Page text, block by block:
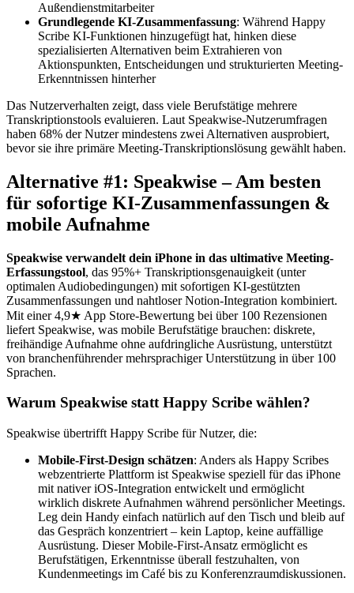
Außendienstmitarbeiter
Grundlegende KI-Zusammenfassung: Während Happy
Scribe KI-Funktionen hinzugefügt hat, hinken diese
spezialisierten Alternativen beim Extrahieren von
Aktionspunkten, Entscheidungen und strukturierten Meeting-
Erkenntnissen hinterher
Das Nutzerverhalten zeigt, dass viele Berufstätige mehrere
Transkriptionstools evaluieren. Laut Speakwise-Nutzerumfragen
haben 68% der Nutzer mindestens zwei Alternativen ausprobiert,
bevor sie ihre primäre Meeting-Transkriptionslösung gewählt haben.
Alternative #1: Speakwise – Am besten
für sofortige KI-Zusammenfassungen &
mobile Aufnahme
Speakwise verwandelt dein iPhone in das ultimative Meeting-
Erfassungstool, das 95%+ Transkriptionsgenauigkeit (unter
optimalen Audiobedingungen) mit sofortigen KI-gestützten
Zusammenfassungen und nahtloser Notion-Integration kombiniert.
Mit einer 4,9★ App Store-Bewertung bei über 100 Rezensionen
liefert Speakwise, was mobile Berufstätige brauchen: diskrete,
freihändige Aufnahme ohne aufdringliche Ausrüstung, unterstützt
von branchenführender mehrsprachiger Unterstützung in über 100
Sprachen.
Warum Speakwise statt Happy Scribe wählen?
Speakwise übertrifft Happy Scribe für Nutzer, die:
Mobile-First-Design schätzen: Anders als Happy Scribes
webzentrierte Plattform ist Speakwise speziell für das iPhone
mit nativer iOS-Integration entwickelt und ermöglicht
wirklich diskrete Aufnahmen während persönlicher Meetings.
Leg dein Handy einfach natürlich auf den Tisch und bleib auf
das Gespräch konzentriert – kein Laptop, keine auffällige
Ausrüstung. Dieser Mobile-First-Ansatz ermöglicht es
Berufstätigen, Erkenntnisse überall festzuhalten, von
Kundenmeetings im Café bis zu Konferenzraumdiskussionen.